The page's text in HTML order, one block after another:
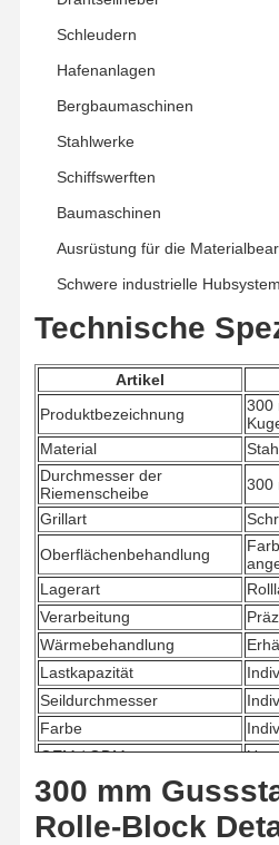
Fabrik Tour
Alle Fälle
Plaudern Sie
Kranräder
Drahtseiltrommel
Krähenhaken
Endwagen
Kran-Flaschenzug
Zupacken
Kran
Ausrüstung des Motors und
Hissen
Transportausrüstung
Aufzugsgeräte
Zubehör für Krane
Schleudern
Hafenanlagen
Bergbaumaschinen
Stahlwerke
Schiffswerften
Baumaschinen
Ausrüstung für die
Schwere industrielle
Technische
Artikel
Produktbezeichnung
300
Material
Durchmesser der
Riemenscheibe
300
Grillart
Oberflächenbehandlung
Lagerart
Verarbeitung
Wärmebehandlung
Lastkapazität
Seildurchmesser
Farbe
OEM / ODM
Zertifizierung
Anwendung
300 mm
Rolle-Block